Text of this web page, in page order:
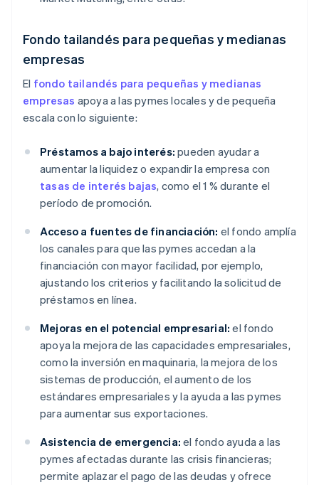
Fondo tailandés para pequeñas y medianas
empresas
El fondo tailandés para pequeñas y medianas
empresas apoya a las pymes locales y de pequeña
escala con lo siguiente:
Préstamos a bajo interés: pueden ayudar a
aumentar la liquidez o expandir la empresa con
tasas de interés bajas, como el 1 % durante el
período de promoción.
Acceso a fuentes de financiación: el fondo amplía
los canales para que las pymes accedan a la
financiación con mayor facilidad, por ejemplo,
ajustando los criterios y facilitando la solicitud de
préstamos en línea.
Mejoras en el potencial empresarial: el fondo
apoya la mejora de las capacidades empresariales,
como la inversión en maquinaria, la mejora de los
sistemas de producción, el aumento de los
estándares empresariales y la ayuda a las pymes
para aumentar sus exportaciones.
Asistencia de emergencia: el fondo ayuda a las
pymes afectadas durante las crisis financieras;
permite aplazar el pago de las deudas y ofrece